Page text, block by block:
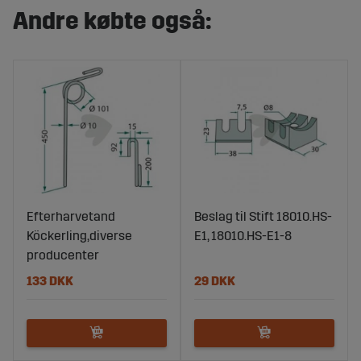
Andre købte også:
Efterharvetand
Köckerling,diverse
producenter
133 DKK
Beslag til Stift 18010.HS-
E1, 18010.HS-E1-8
29 DKK